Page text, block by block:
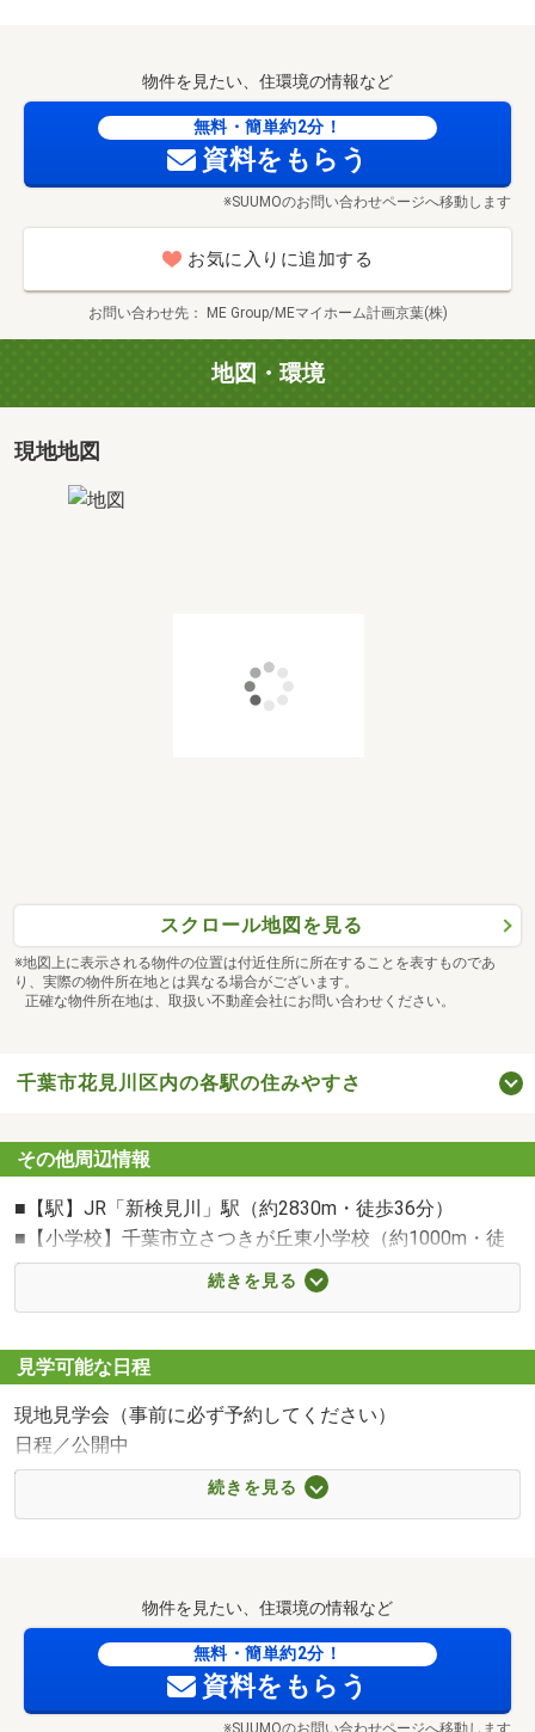
■初めてのマイホーム探しでもご安心ください■
◇自己資金無しＯＫ
◇不動産購入時にかかる諸費用の説明
◇住宅ローンで無理をしない組み方・繰上げ返済の仕方
※金融機関諸条件の適用と要審査（諸条件あり）
小さいお子様がいる方や、電車の乗り継ぎが大変などの理
由でご来店が難しいお客様のために、
は、チャイルドシートもご用意いたしますので、
安心して私たちに運転をお任せください。
おもちゃ・ＤＶＤ・ヒーローグッズ・ぬりえなどご用意し
てますので安心してご利用下さい♪
テレビ電話でご説明するサービスも実施中
最新の価格変更や写真更新がわかる「お気に入りに追加」
◇見学予約は青ボタン「電話で問い合わせ」からお気軽に
どうぞ
◇当日・明日以降でネットから見学希望のお客様は、赤ボ
タン「見学予約（無料）」からどうぞ
◇資料請求のお客様はオレンジボタン「資料請求（無
物件を見たい、住環境の情報など
無料・簡単約2分！
資料をもらう
※SUUMOのお問い合わせページへ移動します
お気に入りに追加する
お問い合わせ先 ME Group/MEマイホーム計画京葉(株)
地図・環境
現地地図
スクロール地図を見る
※地図上に表示される物件の位置は付近住所に所在することを表すものであ
り、実際の物件所在地とは異なる場合がございます。
正確な物件所在地は、取扱い不動産会社にお問い合わせください。
千葉市花見川区内の各駅の住みやすさ
その他周辺情報
■【駅】JR「新検見川」駅（約2830m・徒歩36分）
■【小学校】千葉市立さつきが丘東小学校（約1000m・徒
歩13分）
■【中学校】千葉市立さつきが丘中学校（約1400m・徒歩
■【幼稚園・保育園】さつきが丘第二保育所（約1350m・
徒歩17分）
■【病院】幸有会記念病院（約2360m・徒歩30分）
■【スーパー】ライフ宮野木店（約700m・徒歩9分）
■【スーパー】マルエツ宮野木店（約1000m・徒歩13分）
■【コンビニ】ファミリーマート-花見川畑町店（約600m・
700m・徒歩9分）
続きを見る
見学可能な日程
現地見学会（事前に必ず予約してください）
日程／公開中
千葉エリアの不動産のことならMEマイホーム計画京葉にお
■初めてのマイホーム探しでもご安心ください■
◇自己資金無しＯＫ
◇不動産購入時にかかる諸費用の説明
◇住宅ローンで無理をしない組み方・繰上げ返済の仕方
続きを見る
物件を見たい、住環境の情報など
無料・簡単約2分！
資料をもらう